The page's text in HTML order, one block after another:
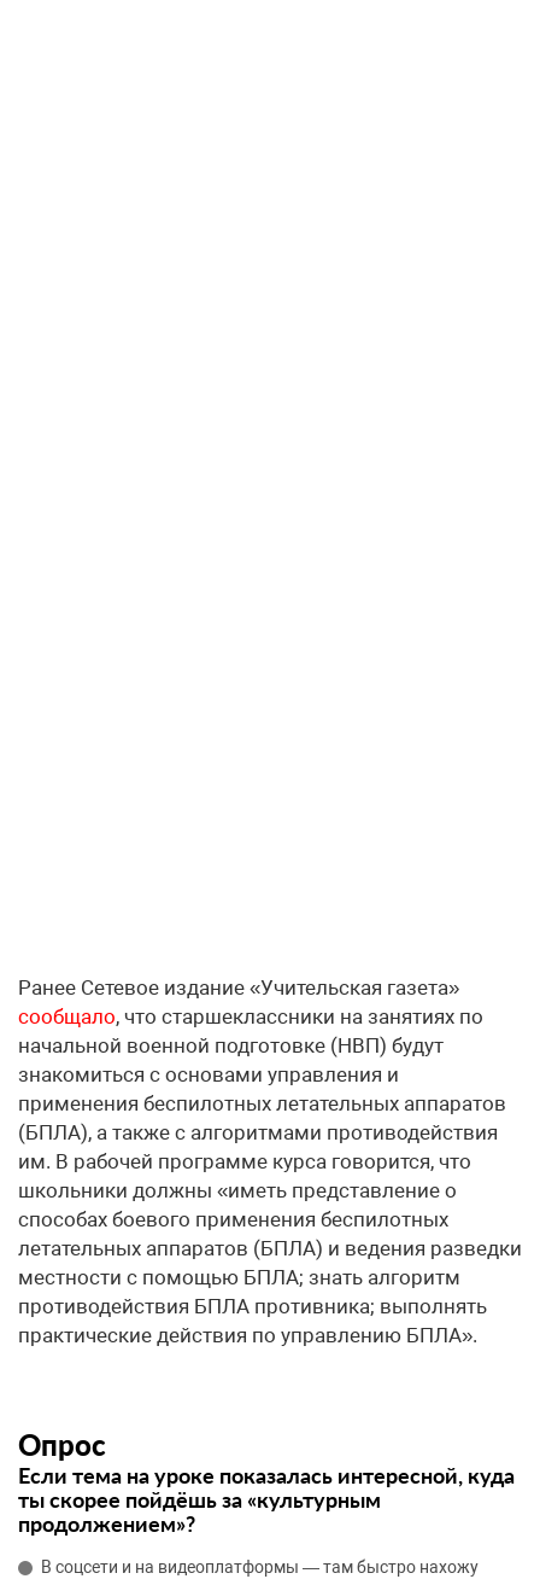
Ранее Сетевое издание «Учительская газета»
сообщало, что старшеклассники на занятиях по
начальной военной подготовке (НВП) будут
знакомиться с основами управления и
применения беспилотных летательных аппаратов
(БПЛА), а также с алгоритмами противодействия
им. В рабочей программе курса говорится, что
школьники должны «иметь представление о
способах боевого применения беспилотных
летательных аппаратов (БПЛА) и ведения разведки
местности с помощью БПЛА; знать алгоритм
противодействия БПЛА противника; выполнять
практические действия по управлению БПЛА».
Опрос
Если тема на уроке показалась интересной, куда
ты скорее пойдёшь за «культурным
продолжением»?
В соцсети и на видеоплатформы — там быстро нахожу